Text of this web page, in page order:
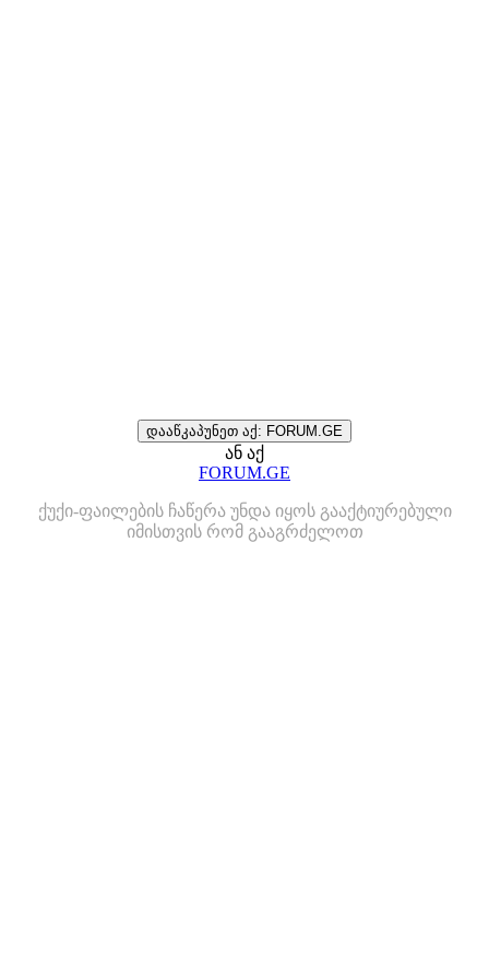
დააწკაპუნეთ აქ: FORUM.GE
ან აქ
FORUM.GE
ქუქი-ფაილების ჩაწერა უნდა იყოს გააქტიურებული
იმისთვის რომ გააგრძელოთ